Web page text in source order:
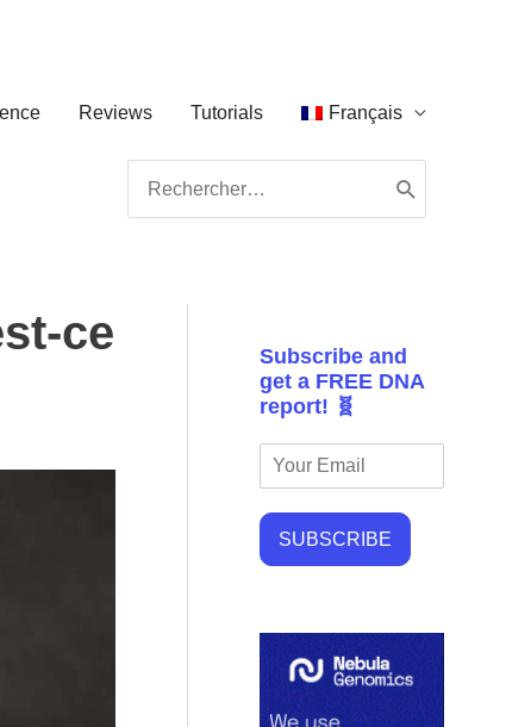
Reviews Tutorials Français
for:
ce
Subscribe and
get a FREE DNA
report! 🧬
SUBSCRIBE